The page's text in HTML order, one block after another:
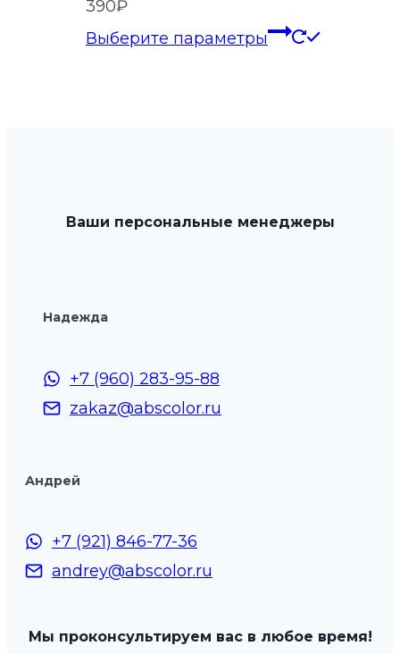
390₽
Выберите параметры
Этот
на
Ваши персональные менеджеры
Надежда
+7 (960) 283-95-88
zakaz@abscolor.ru
Андрей
+7 (921) 846-77-36
andrey@abscolor.ru
Мы проконсультируем вас в любое время!